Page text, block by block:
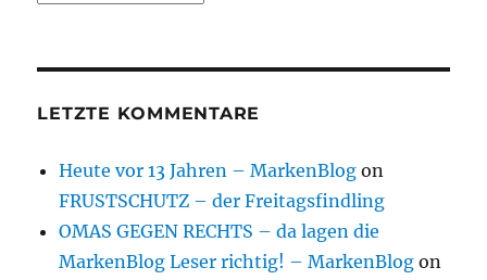
LETZTE KOMMENTARE
Heute vor 13 Jahren – MarkenBlog on
FRUSTSCHUTZ – der Freitagsfindling
OMAS GEGEN RECHTS – da lagen die
MarkenBlog Leser richtig! – MarkenBlog on